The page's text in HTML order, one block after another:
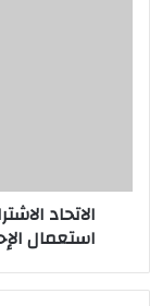
الاتحاد
استعمال